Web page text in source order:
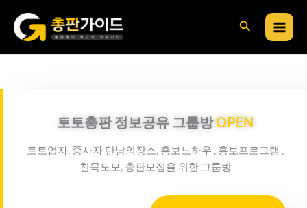
너
검
토토총판 정보공유 그룹방OPEN
토토업자, 종사자 만남의장소, 홍보노하우 , 홍보프로그램 ,
친목도모, 총판모집을 위한 그룹방